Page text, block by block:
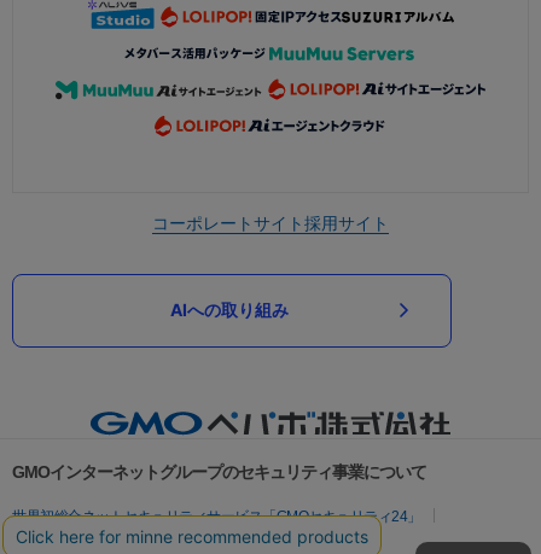
コーポレートサイト採用サイト
AIへの取り組み
GMOインターネットグループのセキュリティ事業について
世界初総合ネットセキュリティサービス「GMOセキュリティ24」
パスワード漏洩診断
Webサイトリスク診断